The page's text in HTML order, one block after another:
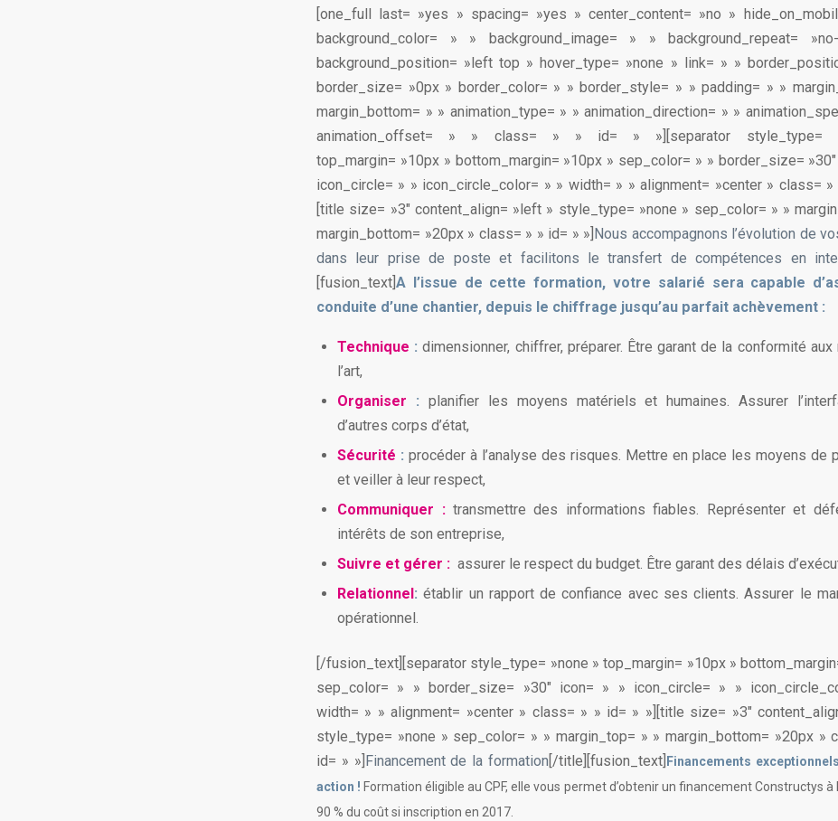
[one_full last= »yes » spacing= »yes » center_content= »no »
background_color= » » background_image= » » background_repeat=
background_position= »left top » hover_type= »none » link= » »
border_size= »0px » border_color= » » border_style= » » padding= » »
margin_bottom= » » animation_type= » » animation_direction= » »
animation_offset= » » class= » » id= » »][separator style_type=
top_margin= »10px » bottom_margin= »10px » sep_color= » » border_size=
icon_circle= » » icon_circle_color= » » width= » » alignment= »center » class= »
[title size= »3″ content_align= »left » style_type= »none » sep_color= » »
margin_bottom= »20px » class= » » id= » »] Nous accompagnons l’évolution de
dans leur prise de poste et facilitons le transfert de compétences en
[fusion_text] A l’issue de cette formation, votre salarié sera capable
conduite d’une chantier, depuis le chiffrage jusqu’au parfait achèvement :
Technique :dimensionner, chiffrer, préparer. Être garant de la conformité
l’art,
Organiser : planifier les moyens matériels et humaines. Assurer
d’autres corps d’état,
Sécurité : procéder à l’analyse des risques. Mettre en place les moyens de
et veiller à leur respect,
Communiquer : transmettre des informations fiables. Représenter et
intérêts de son entreprise,
Suivre et gérer :assurer le respect du budget. Être garant des délais
Relationnel:établir un rapport de confiance avec ses clients. Assurer le
opérationnel.
[/fusion_text][separator style_type= »none » top_margin= »10px »
sep_color= » » border_size= »30″ icon= » » icon_circle= » »
width= » » alignment= »center » class= » » id= » »][title size= »3″
style_type= »none » sep_color= » » margin_top= » » margin_bottom= »20px »
id= » »] Financement de la formation[/title][fusion_text] Financements
action ! Formation éligible au CPF, elle vous permet d’obtenir un financement Constructys à
90 % du coût si inscription en 2017.